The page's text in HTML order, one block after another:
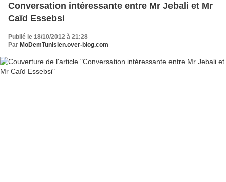
Conversation intéressante entre Mr Jebali et Mr
Caïd Essebsi
Publié le 18/10/2012 à 21:28
Par MoDemTunisien.over-blog.com